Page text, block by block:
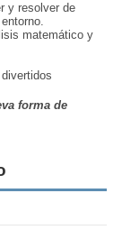
y resolver de
matemático y
forma de